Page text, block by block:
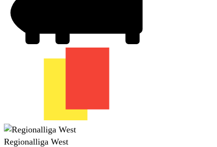
Regionalliga West